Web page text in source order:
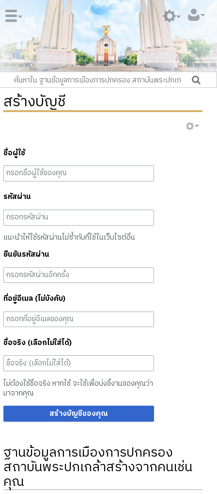
สร้างบัญชี
ชื่อผู้ใช้
รหัสผ่าน
แนะนำให้ใช้รหัสผ่านไม่ซ้ำกับที่ใช้ในเว็บไซต์อื่น
ยืนยันรหัสผ่าน
ที่อยู่อีเมล (ไม่บังคับ)
ชื่อจริง (เลือกไม่ใส่ได้)
ไม่ต้องใช้ชื่อจริง หากใช้ จะใช้เพื่อบ่งชี้งานของคุณว่า
มาจากคุณ
สร้างบัญชีของคุณ
ฐานข้อมูลการเมืองการปกครอง
สถาบันพระปกเกล้าสร้างจากคนเช่น
คุณ